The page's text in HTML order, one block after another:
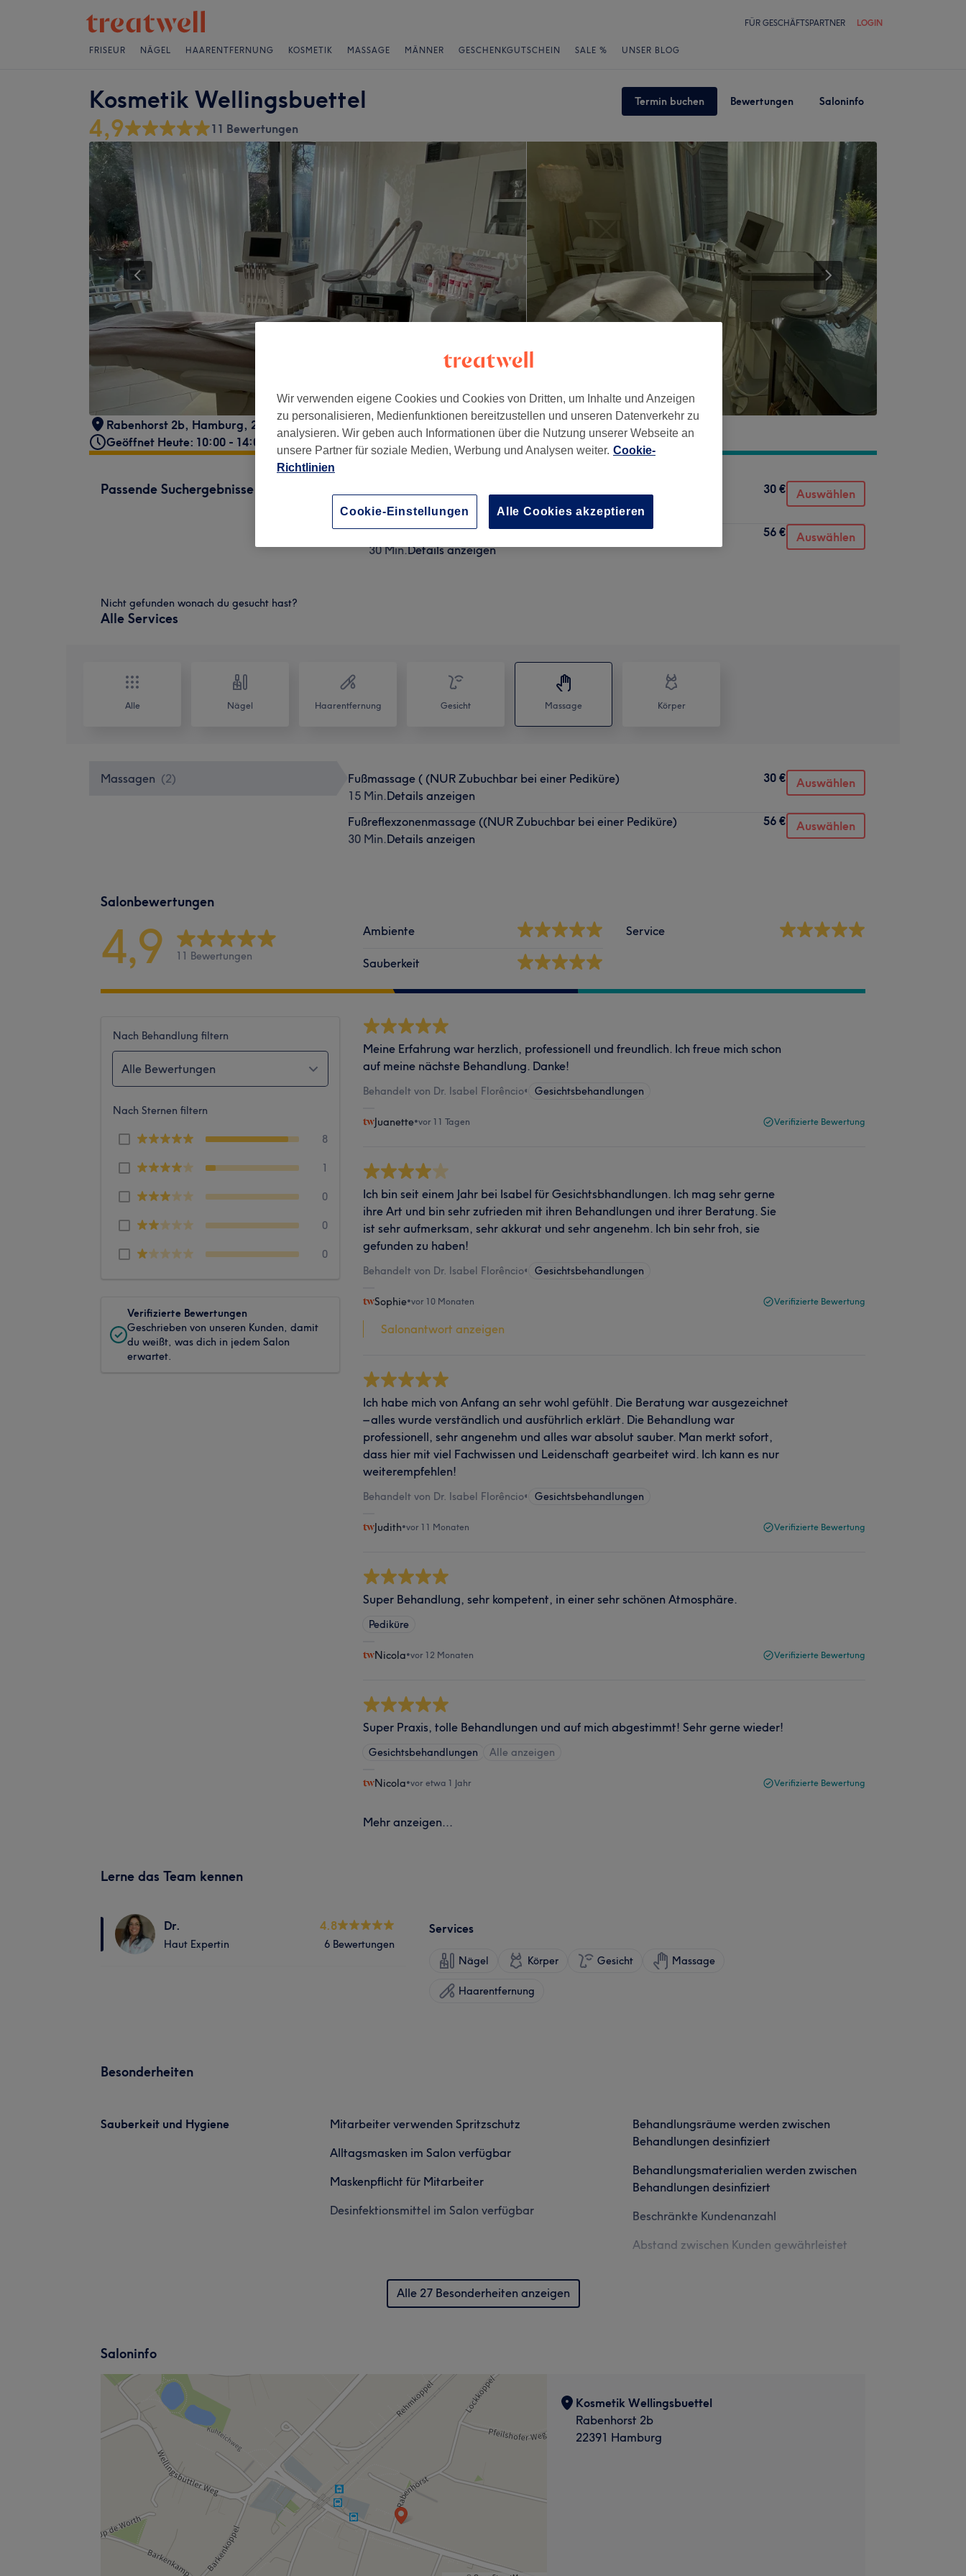
FÜR GESCHÄFTSPARTNER LOGIN
FRISEUR NÄGEL HAARENTFERNUNG KOSMETIK MASSAGE MÄNNER GESCHENKGUTSCHEIN SALE % UNSER BLOG
Kosmetik Wellingsbuettel Termin buchen Bewertungen Saloninfo
4,9 11 Bewertungen
Rabenhorst 2b, Hamburg, 22391
Geöffnet Heute: 10:00 - 14:00
Passende Suchergebnisse
15 Min.Details anzeigen
30 € Auswählen
Fußreflexzonenmassage ((NUR Zubuchbar bei einer Pediküre)
30 Min.Details anzeigen
56 € Auswählen
Nicht gefunden wonach du gesucht hast?
Alle Services
Alle Nägel Haarentfernung Gesicht Massage Körper
Massagen (2)
Fußmassage ( (NUR Zubuchbar bei einer Pediküre)
15 Min.Details anzeigen
30 € Auswählen
Fußreflexzonenmassage ((NUR Zubuchbar bei einer Pediküre)
30 Min.Details anzeigen
56 € Auswählen
Salonbewertungen
4,9 11 Bewertungen
Ambiente
Sauberkeit
Service
Nach Behandlung filtern
Alle Bewertungen
Nach Sternen filtern
8
1
0
0
0
Verifizierte Bewertungen
Geschrieben von unseren Kunden, damit
du weißt, was dich in jedem Salon
erwartet.
Meine Erfahrung war herzlich, professionell und freundlich. Ich freue mich schon
auf meine nächste Behandlung. Danke!
Behandelt von Dr. Isabel Florêncio• Gesichtsbehandlungen
Juanette•vor 11 Tagen Verifizierte Bewertung
Ich bin seit einem Jahr bei Isabel für Gesichtsbhandlungen. Ich mag sehr gerne
ihre Art und bin sehr zufrieden mit ihren Behandlungen und ihrer Beratung. Sie
ist sehr aufmerksam, sehr akkurat und sehr angenehm. Ich bin sehr froh, sie
gefunden zu haben!
Behandelt von Dr. Isabel Florêncio• Gesichtsbehandlungen
Sophie•vor 10 Monaten Verifizierte Bewertung
Salonantwort anzeigen
Ich habe mich von Anfang an sehr wohl gefühlt. Die Beratung war ausgezeichnet
– alles wurde verständlich und ausführlich erklärt. Die Behandlung war
professionell, sehr angenehm und alles war absolut sauber. Man merkt sofort,
dass hier mit viel Fachwissen und Leidenschaft gearbeitet wird. Ich kann es nur
weiterempfehlen!
Behandelt von Dr. Isabel Florêncio• Gesichtsbehandlungen
Judith•vor 11 Monaten Verifizierte Bewertung
Super Behandlung, sehr kompetent, in einer sehr schönen Atmosphäre.
Pediküre
Nicola•vor 12 Monaten Verifizierte Bewertung
Super Praxis, tolle Behandlungen und auf mich abgestimmt! Sehr gerne wieder!
Gesichtsbehandlungen Alle anzeigen
Nicola•vor etwa 1 Jahr Verifizierte Bewertung
Mehr anzeigen...
Lerne das Team kennen
Dr.
Haut Expertin
4.8
6 Bewertungen
Services
Nägel Körper Gesicht Massage
Haarentfernung
Besonderheiten
Sauberkeit und Hygiene
Mitarbeiter verwenden Spritzschutz
Alltagsmasken im Salon verfügbar
Maskenpflicht für Mitarbeiter
Desinfektionsmittel im Salon verfügbar
Behandlungsräume werden zwischen
Behandlungen desinfiziert
Behandlungsmaterialien werden zwischen
Behandlungen desinfiziert
Beschränkte Kundenanzahl
Abstand zwischen Kunden gewährleistet
Alle 27 Besonderheiten anzeigen
Saloninfo
Kosmetik Wellingsbuettel
Rabenhorst 2b
22391 Hamburg
Wir verwenden eigene Cookies und Cookies von Dritten, um Inhalte und Anzeigen
zu personalisieren, Medienfunktionen bereitzustellen und unseren Datenverkehr zu
analysieren. Wir geben auch Informationen über die Nutzung unserer Webseite an
unsere Partner für soziale Medien, Werbung und Analysen weiter. Cookie-
Richtlinien
Cookie-Einstellungen Alle Cookies akzeptieren